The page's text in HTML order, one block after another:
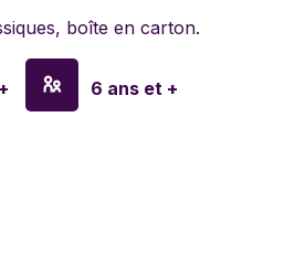
boîte en carton.
6 ans et +